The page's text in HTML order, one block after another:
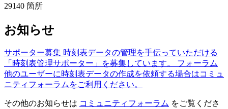
29140 箇所
お知らせ
サポーター募集 時刻表データの管理を手伝っていただける
「時刻表管理サポーター」を募集しています。
フォーラム
他のユーザーに時刻表データの作成を依頼する場合はコミュ
ニティフォーラムをご利用ください。
その他のお知らせは コミュニティフォーラム をご覧くださ